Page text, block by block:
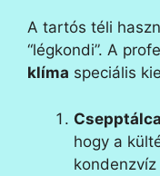
A tartós téli
“légkondi”. A
klíma speciális
hogy a